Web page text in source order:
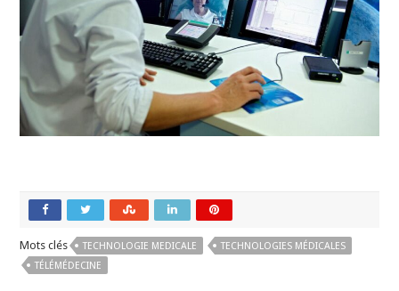
Mots clés TECHNOLOGIE MEDICALE
TECHNOLOGIES MÉDICALES
TÉLÉMÉDECINE